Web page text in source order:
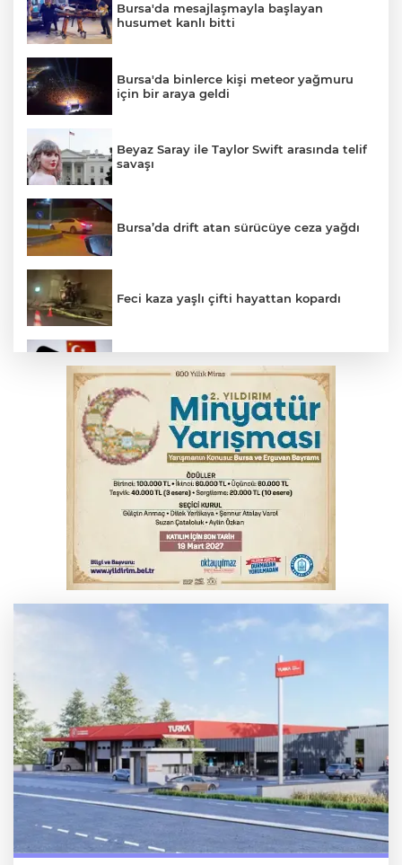
Bursa'da mesajlaşmayla başlayan
husumet kanlı bitti
Bursa'da binlerce kişi meteor yağmuru
için bir araya geldi
Beyaz Saray ile Taylor Swift arasında telif
savaşı
Bursa’da drift atan sürücüye ceza yağdı
Feci kaza yaşlı çifti hayattan kopardı
Resmi Gazete'de
Gençlerbirliği, Fenerbahçe maçı
hazırlıklarına başladı
Thorsten Fink, sağlık kontrolünden geçti
Salih Bademci ‘Sesler’le Bursa’da